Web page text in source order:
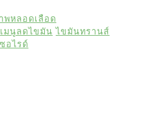
พหลอดเลือด
เมนูลดไขมัน ไขมันทรานส์
อไรด์